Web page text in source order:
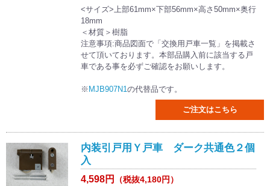
<サイズ>上部61mm×下部56mm×高さ50mm×奥行
18mm
＜材質＞樹脂
注意事項:商品図面で「交換用戸車一覧」を掲載さ
せて頂いております。本部品購入前に該当する戸
車である事を必ずご確認をお願いします。
※ MJB907N1の代替品です。
ご注文はこちら
内装引戸用Ｙ戸車 ダーク共通色２個
入
4,598円 （税抜4,180円）